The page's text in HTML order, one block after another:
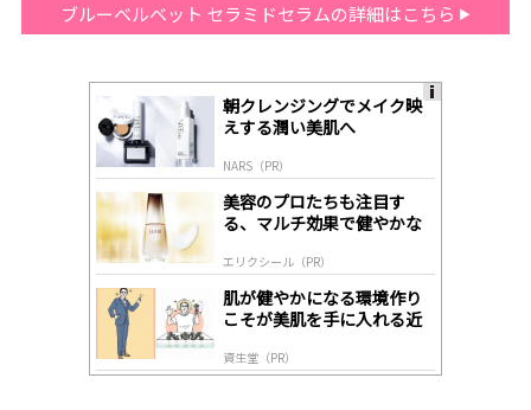
ブルーベルベット セラミドセラムの詳細はこちら
朝クレンジングでメイク映
えする潤い美肌へ
NARS（PR）
美容のプロたちも注目す
る、マルチ効果で健やかな
エリクシール（PR）
肌が健やかになる環境作り
こそが美肌を手に入れる近
資生堂（PR）